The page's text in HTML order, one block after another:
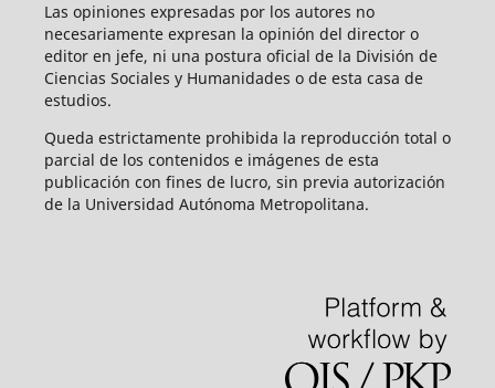
Las opiniones expresadas por los autores no
necesariamente expresan la opinión del director o
editor en jefe, ni una postura oficial de la División de
Ciencias Sociales y Humanidades o de esta casa de
estudios.
Queda estrictamente prohibida la reproducción total o
parcial de los contenidos e imágenes de esta
publicación con fines de lucro, sin previa autorización
de la Universidad Autónoma Metropolitana.